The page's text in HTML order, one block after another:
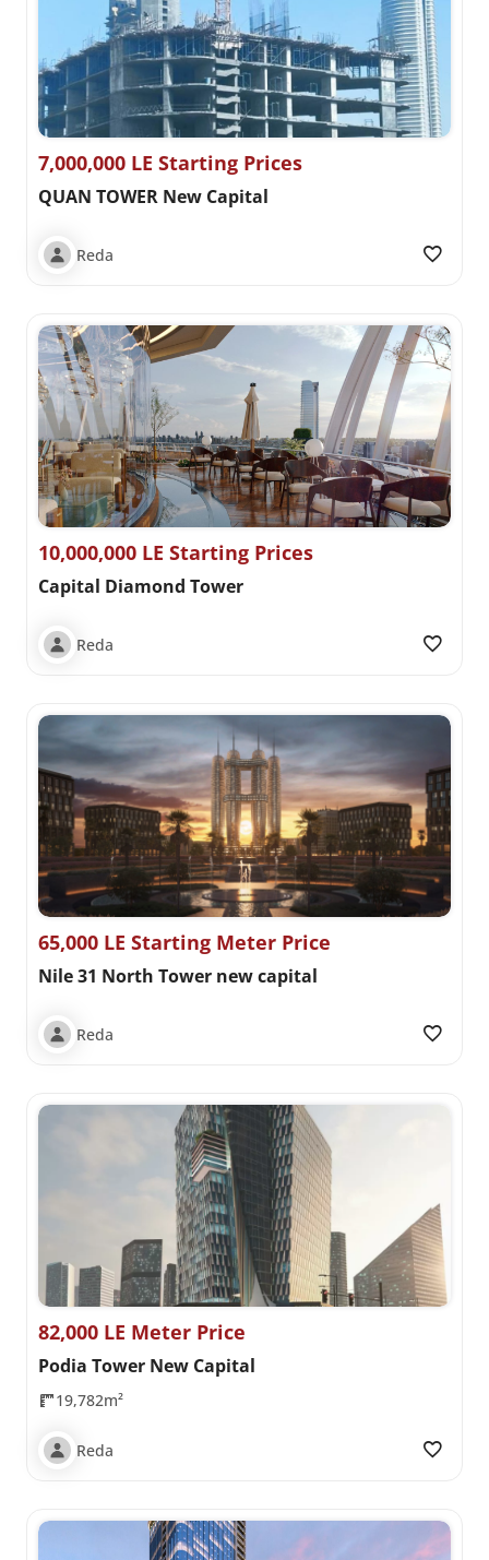
7,000,000 LE Starting Prices
QUAN TOWER New Capital
Reda
10,000,000 LE Starting Prices
Capital Diamond Tower
Reda
65,000 LE Starting Meter Price
Nile 31 North Tower new capital
Reda
82,000 LE Meter Price
Podia Tower New Capital
19,782m²
Reda